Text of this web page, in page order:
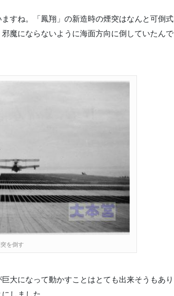
すね。「鳳翔」の新造時の煙突はなんと可倒式
魔にならないように海面方向に倒していたんで
を倒す
大になって動かすことはとても出来そうもあり